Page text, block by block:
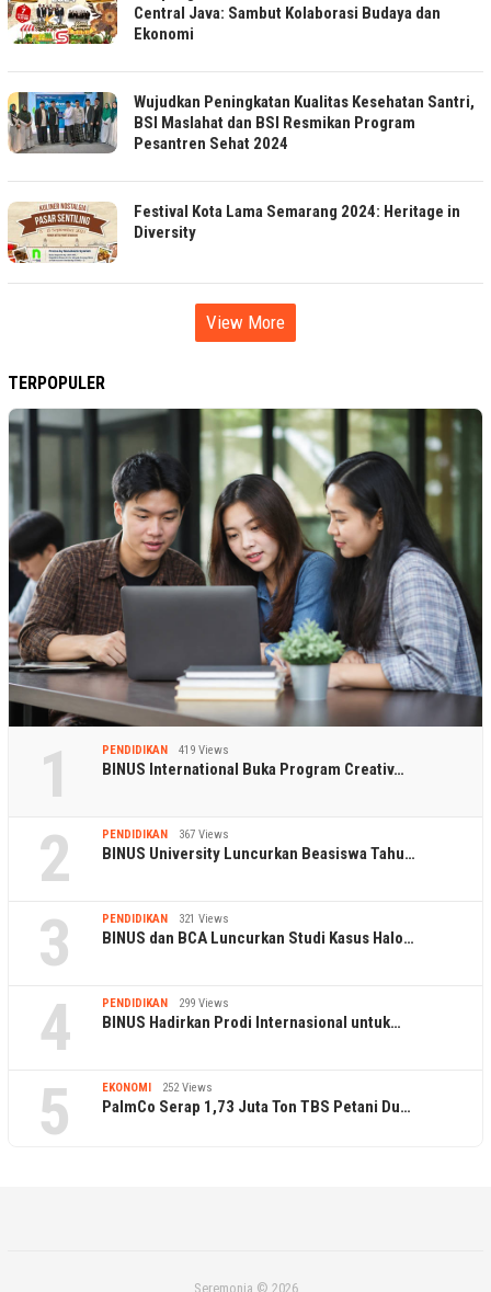
Central Java: Sambut Kolaborasi Budaya dan
Ekonomi
Wujudkan Peningkatan Kualitas Kesehatan Santri,
BSI Maslahat dan BSI Resmikan Program
Pesantren Sehat 2024
Festival Kota Lama Semarang 2024: Heritage in
Diversity
View More
TERPOPULER
1 PENDIDIKAN 419 Views
BINUS International Buka Program Creativ…
2 PENDIDIKAN 367 Views
BINUS University Luncurkan Beasiswa Tahu…
3 PENDIDIKAN 321 Views
BINUS dan BCA Luncurkan Studi Kasus Halo…
4 PENDIDIKAN 299 Views
BINUS Hadirkan Prodi Internasional untuk…
5 EKONOMI 252 Views
PalmCo Serap 1,73 Juta Ton TBS Petani Du…
Seremonia © 2026